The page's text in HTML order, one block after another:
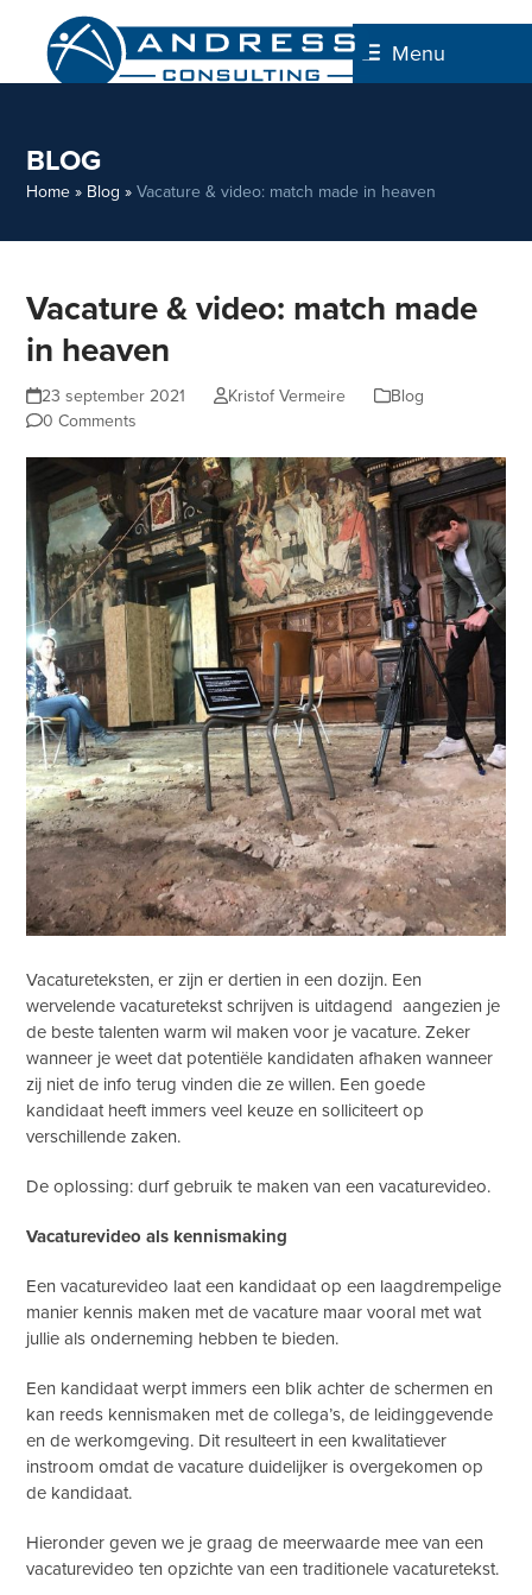
content
Menu
BLOG
Home » Blog »Vacature & video: match made in heaven
Vacature & video: match made
in heaven
23 september 2021 Kristof Vermeire
Blog
0 Comments
Vacatureteksten, er zijn er dertien in een dozijn. Een
wervelende vacaturetekst schrijven is uitdagend aangezien je
de beste talenten warm wil maken voor je vacature. Zeker
wanneer je weet dat potentiële kandidaten afhaken wanneer
zij niet de info terug vinden die ze willen. Een goede
kandidaat heeft immers veel keuze en solliciteert op
verschillende zaken.
De oplossing: durf gebruik te maken van een vacaturevideo.
Vacaturevideo als kennismaking
Een vacaturevideo laat een kandidaat op een laagdrempelige
manier kennis maken met de vacature maar vooral met wat
jullie als onderneming hebben te bieden.
Een kandidaat werpt immers een blik achter de schermen en
kan reeds kennismaken met de collega’s, de leidinggevende
en de werkomgeving. Dit resulteert in een kwalitatiever
instroom omdat de vacature duidelijker is overgekomen op
de kandidaat.
Hieronder geven we je graag de meerwaarde mee van een
vacaturevideo ten opzichte van een traditionele vacaturetekst.